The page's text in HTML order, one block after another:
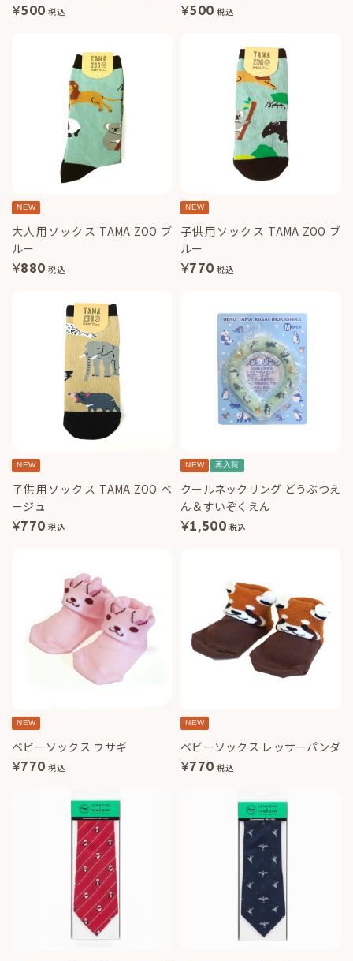
¥500 税込 ¥500 税込
NEW
大人用ソックス TAMA ZOO ブ
ルー
¥880 税込
NEW
子供用ソックス TAMA ZOO ブ
ルー
¥770 税込
NEW
子供用ソックス TAMA ZOO ベ
ージュ
¥770 税込
NEW 再入荷
クールネックリング どうぶつえ
ん＆すいぞくえん
¥1,500 税込
NEW
ベビーソックス ウサギ
¥770 税込
NEW
ベビーソックス レッサーパンダ
¥770 税込